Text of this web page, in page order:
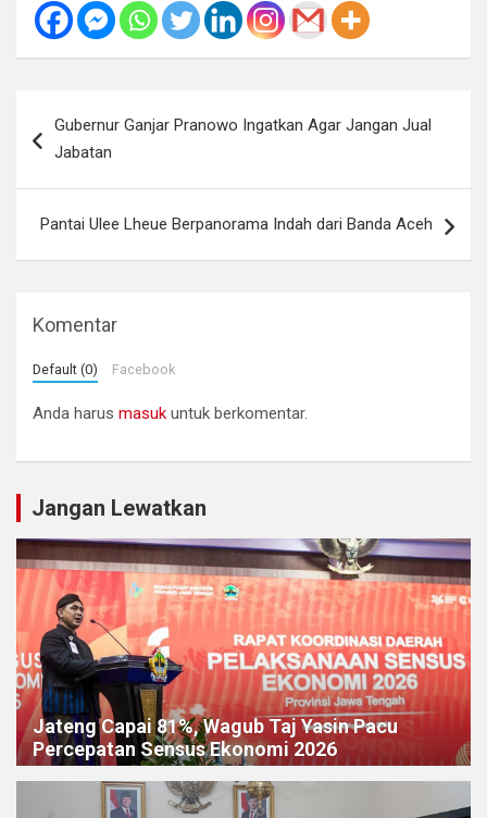
posGubernur Ganjar Pranowo Ingatkan Agar Jangan Jual
Jabatan
Pantai Ulee Lheue Berpanorama Indah dari Banda Aceh
Komentar
Default (0) Facebook
Anda harus masuk untuk berkomentar.
Jangan Lewatkan
Jateng Capai 81%, Wagub Taj Yasin Pacu
Percepatan Sensus Ekonomi 2026